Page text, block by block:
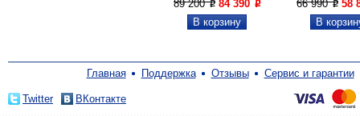
89 200P 84 390 P 66 990P 58
Главная Поддержка Отзывы Сервис и гарантии
Twitter ВКонтакте